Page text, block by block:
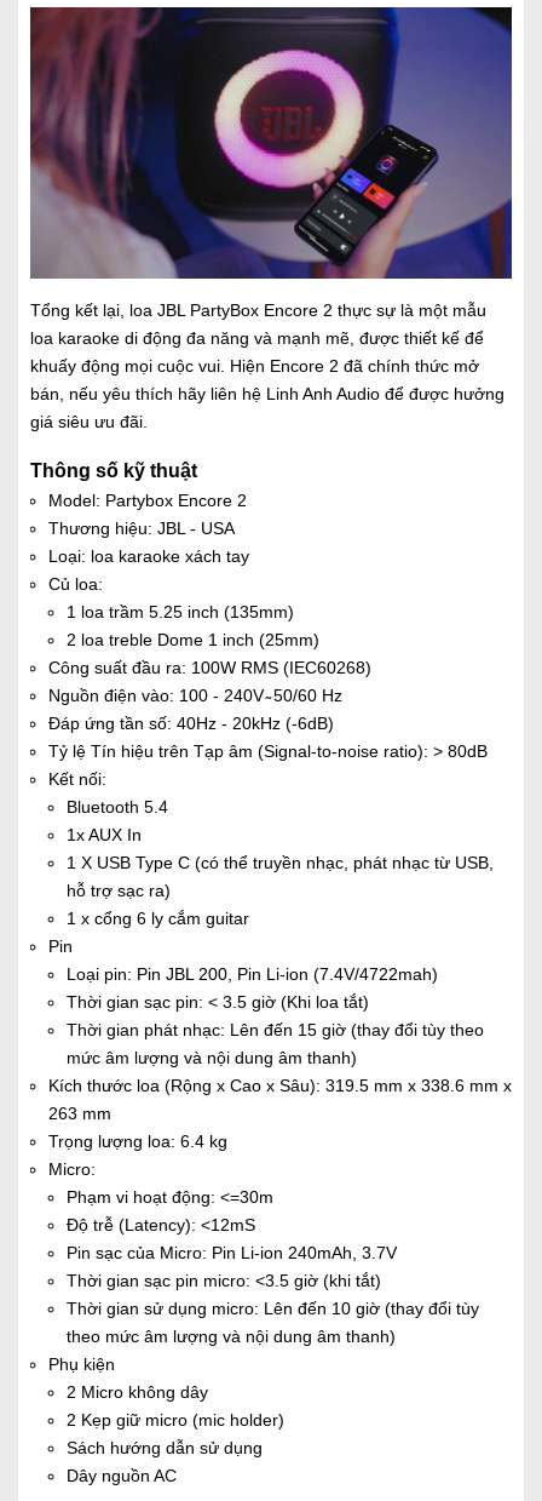
Tổng kết lại, loa JBL PartyBox Encore 2 thực sự là một mẫu
loa karaoke di động đa năng và mạnh mẽ, được thiết kế để
khuấy động mọi cuộc vui. Hiện Encore 2 đã chính thức mở
bán, nếu yêu thích hãy liên hệ Linh Anh Audio để được hưởng
giá siêu ưu đãi.
Thông số kỹ thuật
Model: Partybox Encore 2
Thương hiệu: JBL - USA
Loại: loa karaoke xách tay
Củ loa:
1 loa trầm 5.25 inch (135mm)
2 loa treble Dome 1 inch (25mm)
Công suất đầu ra: 100W RMS (IEC60268)
Nguồn điện vào: 100 - 240V ̴ 50/60 Hz
Đáp ứng tần số: 40Hz - 20kHz (-6dB)
Tỷ lệ Tín hiệu trên Tạp âm (Signal-to-noise ratio): > 80dB
Kết nối:
Bluetooth 5.4
1x AUX In
1 X USB Type C (có thể truyền nhạc, phát nhạc từ USB,
hỗ trợ sạc ra)
1 x cổng 6 ly cắm guitar
Pin
Loại pin: Pin JBL 200, Pin Li-ion (7.4V/4722mah)
Thời gian sạc pin: < 3.5 giờ (Khi loa tắt)
Thời gian phát nhạc: Lên đến 15 giờ (thay đổi tùy theo
mức âm lượng và nội dung âm thanh)
Kích thước loa (Rộng x Cao x Sâu): 319.5 mm x 338.6 mm x
263 mm
Trọng lượng loa: 6.4 kg
Micro:
Phạm vi hoạt động: <=30m
Độ trễ (Latency): <12mS
Pin sạc của Micro: Pin Li-ion 240mAh, 3.7V
Thời gian sạc pin micro: <3.5 giờ (khi tắt)
Thời gian sử dụng micro: Lên đến 10 giờ (thay đổi tùy
theo mức âm lượng và nội dung âm thanh)
Phụ kiện
2 Micro không dây
2 Kẹp giữ micro (mic holder)
Sách hướng dẫn sử dụng
Dây nguồn AC